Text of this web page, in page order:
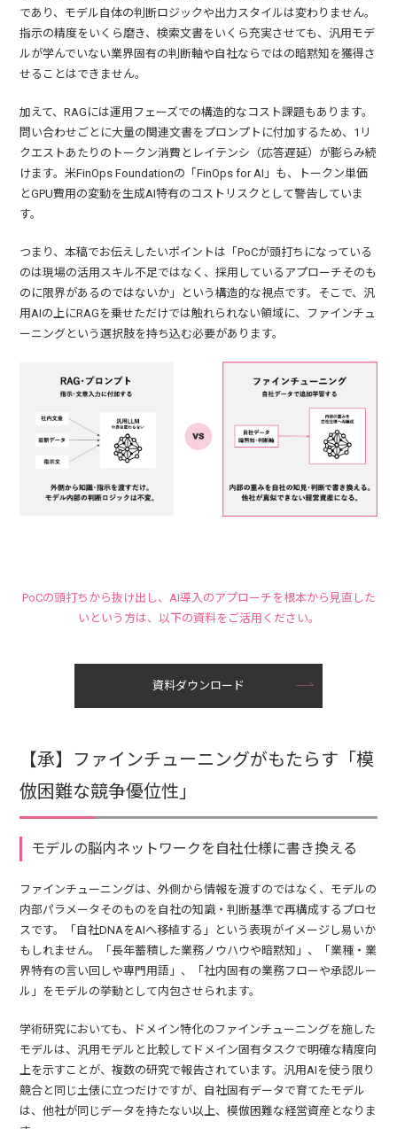
であり、モデル自体の判断ロジックや出力スタイルは変わりません。
指示の精度をいくら磨き、検索文書をいくら充実させても、汎用モデ
ルが学んでいない業界固有の判断軸や自社ならではの暗黙知を獲得さ
せることはできません。
加えて、RAGには運用フェーズでの構造的なコスト課題もあります。
問い合わせごとに大量の関連文書をプロンプトに付加するため、1リ
クエストあたりのトークン消費とレイテンシ（応答遅延）が膨らみ続
けます。米FinOps Foundationの「FinOps for AI」も、トークン単価
とGPU費用の変動を生成AI特有のコストリスクとして警告していま
す。
つまり、本稿でお伝えしたいポイントは「PoCが頭打ちになっている
のは現場の活用スキル不足ではなく、採用しているアプローチそのも
のに限界があるのではないか」という構造的な視点です。そこで、汎
用AIの上にRAGを乗せただけでは触れられない領域に、ファインチュ
ーニングという選択肢を持ち込む必要があります。
PoCの頭打ちから抜け出し、AI導入のアプローチを根本から見直した
いという方は、以下の資料をご活用ください。
資料ダウンロード
【承】ファインチューニングがもたらす「模
倣困難な競争優位性」
モデルの脳内ネットワークを自社仕様に書き換える
ファインチューニングは、外側から情報を渡すのではなく、モデルの
内部パラメータそのものを自社の知識・判断基準で再構成するプロセ
スです。「自社DNAをAIへ移植する」という表現がイメージし易いか
もしれません。「長年蓄積した業務ノウハウや暗黙知」、「業種・業
界特有の言い回しや専門用語」、「社内固有の業務フローや承認ルー
ル」をモデルの挙動として内包させられます。
学術研究においても、ドメイン特化のファインチューニングを施した
モデルは、汎用モデルと比較してドメイン固有タスクで明確な精度向
上を示すことが、複数の研究で報告されています。汎用AIを使う限り
競合と同じ土俵に立つだけですが、自社固有データで育てたモデル
は、他社が同じデータを持たない以上、模倣困難な経営資産となりま